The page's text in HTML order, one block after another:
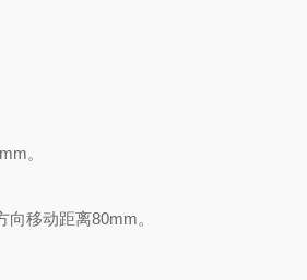
。
移动距离80mm。